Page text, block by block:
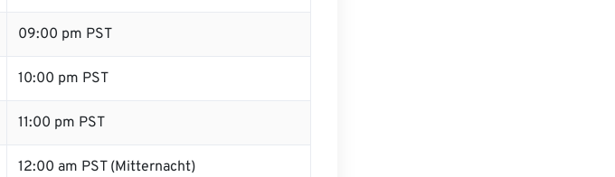
09:00 pm PST
10:00 pm PST
11:00 pm PST
12:00 am PST (Mitternacht)